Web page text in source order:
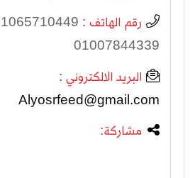
رقم الهاتف :
01007844339
البريد الالكتروني :
Alyosrfeed@gmail.com
مشاركة: